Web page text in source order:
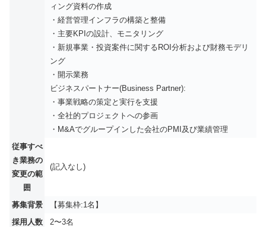
ィング資料の作成
・経営管理インフラの構築と整備
・主要KPIの設計、モニタリング
・新規事業・投資案件に関するROI分析および財務モデリ
ング
・開示業務
ビジネスパートナー(Business Partner):
・事業戦略の策定と実行を支援
・全社的プロジェクトへの参画
・M&Aでグループインした会社のPMI及び業績管理
従事すべ
き業務の
変更の範
囲
(記入なし)
募集背景
【募集枠:1名】
採用人数
2〜3名